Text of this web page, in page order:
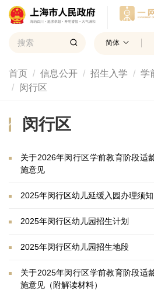
简体
首页 信息公开 招生入学
学
闵行区
闵行区
关于2026年闵行区学前教育阶段适
施意见
2025年闵行区幼儿延缓入园办理须知
2025年闵行区幼儿园招生计划
2025年闵行区幼儿园招生地段
关于2025年闵行区学前教育阶段适
施意见（附解读材料）